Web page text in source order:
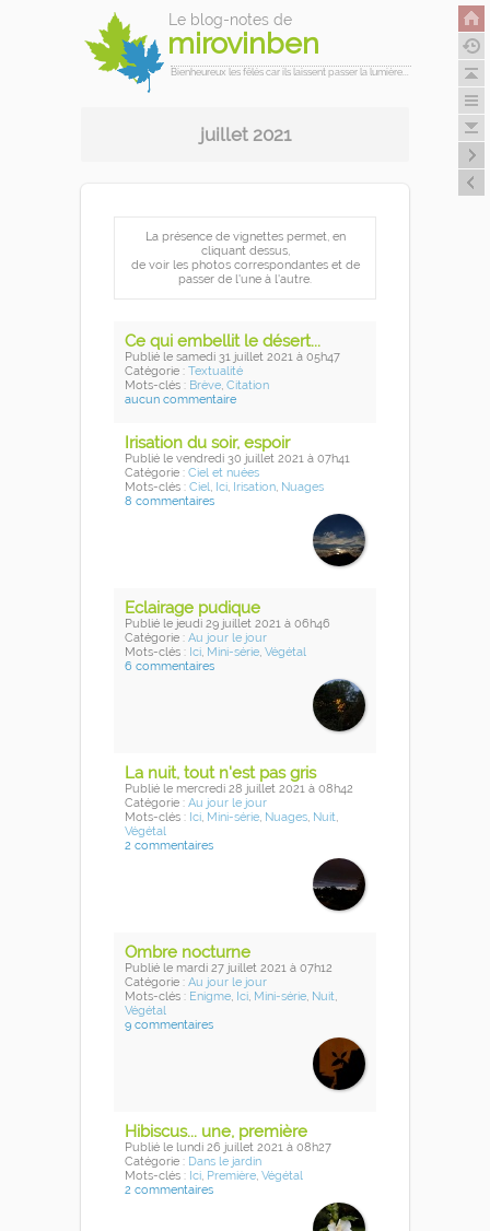
Le blog-notes de
mirovinben
Bienheureux les fêlés car ils laissent passer la lumière...
juillet 2021
La présence de vignettes permet, en
cliquant dessus,
de voir les photos correspondantes et de
passer de l'une à l'autre.
Ce qui embellit le désert...
Publié le samedi 31 juillet 2021 à 05h47
Catégorie : Textualité
Mots-clés : Brève, Citation
aucun commentaire
Irisation du soir, espoir
Publié le vendredi 30 juillet 2021 à 07h41
Catégorie : Ciel et nuées
Mots-clés : Ciel, Ici, Irisation, Nuages
8 commentaires
Eclairage pudique
Publié le jeudi 29 juillet 2021 à 06h46
Catégorie : Au jour le jour
Mots-clés : Ici, Mini-série, Végétal
6 commentaires
La nuit, tout n'est pas gris
Publié le mercredi 28 juillet 2021 à 08h42
Catégorie : Au jour le jour
Mots-clés : Ici, Mini-série, Nuages, Nuit,
Végétal
2 commentaires
Ombre nocturne
Publié le mardi 27 juillet 2021 à 07h12
Catégorie : Au jour le jour
Mots-clés : Enigme, Ici, Mini-série, Nuit,
Végétal
9 commentaires
Hibiscus... une, première
Publié le lundi 26 juillet 2021 à 08h27
Catégorie : Dans le jardin
Mots-clés : Ici, Première, Végétal
2 commentaires